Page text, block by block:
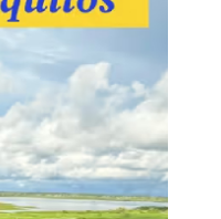
Facultad de
a Iquitos del 16
de un proyecto
con el entorno
dictado